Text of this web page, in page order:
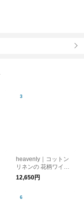
heavenly｜コットン
リネンの 花柄ワイド
パンツ
12,650円